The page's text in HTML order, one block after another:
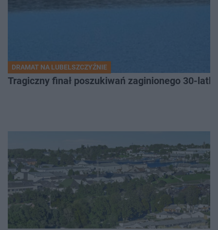
DRAMAT NA LUBELSZCZYŹNIE
Tragiczny finał poszukiwań zaginionego 30-